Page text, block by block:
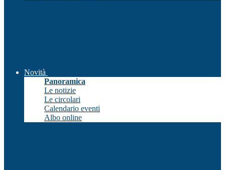
Novità
Panoramica
Le notizie
Le circolari
Calendario eventi
Albo online